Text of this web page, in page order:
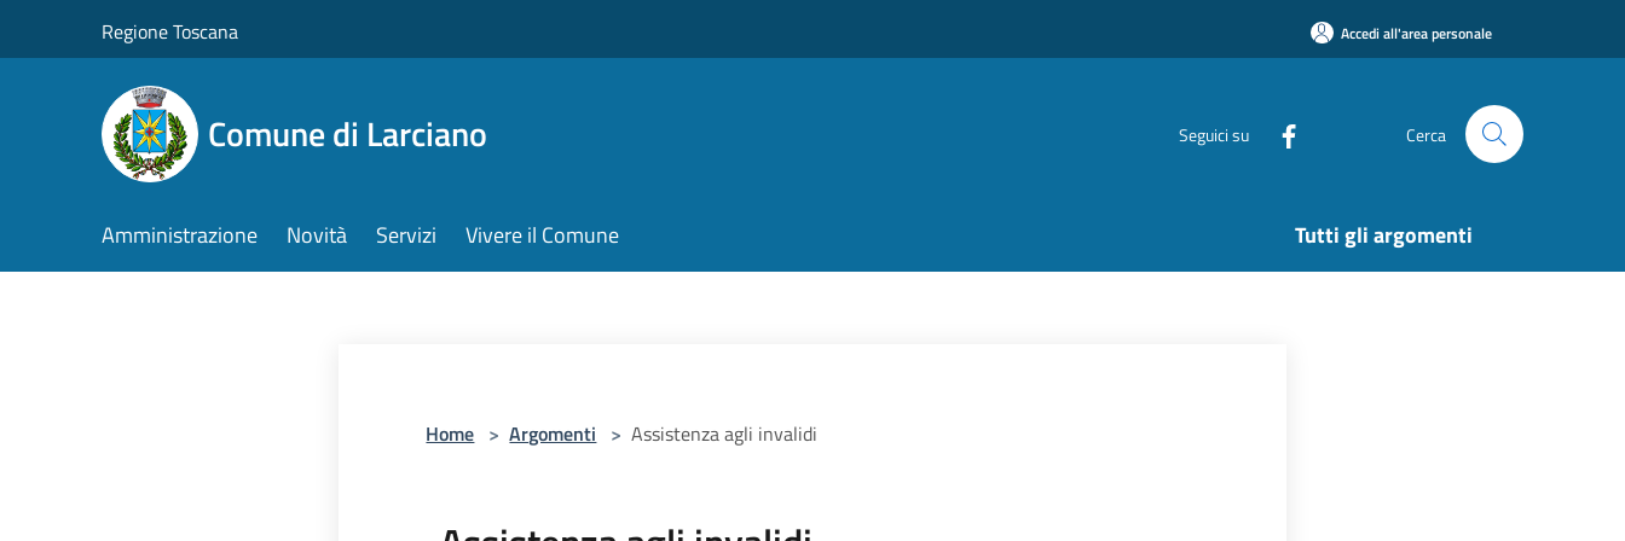
Regione Toscana Accedi all'area personale
Comune di Larciano Seguici su Cerca
Amministrazione Novità Servizi Vivere il Comune Tutti gli argomenti
Home > Argomenti > Assistenza agli invalidi